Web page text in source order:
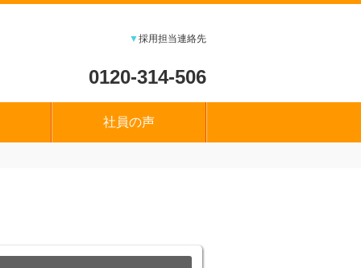
▼採用担当連絡先
0120-314-506
社員の声